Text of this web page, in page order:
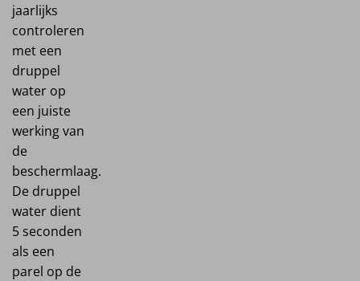
jaarlijks
controleren
met een
druppel
water op
een juiste
werking van
de
beschermlaag.
De druppel
water dient
5 seconden
als een
parel op de